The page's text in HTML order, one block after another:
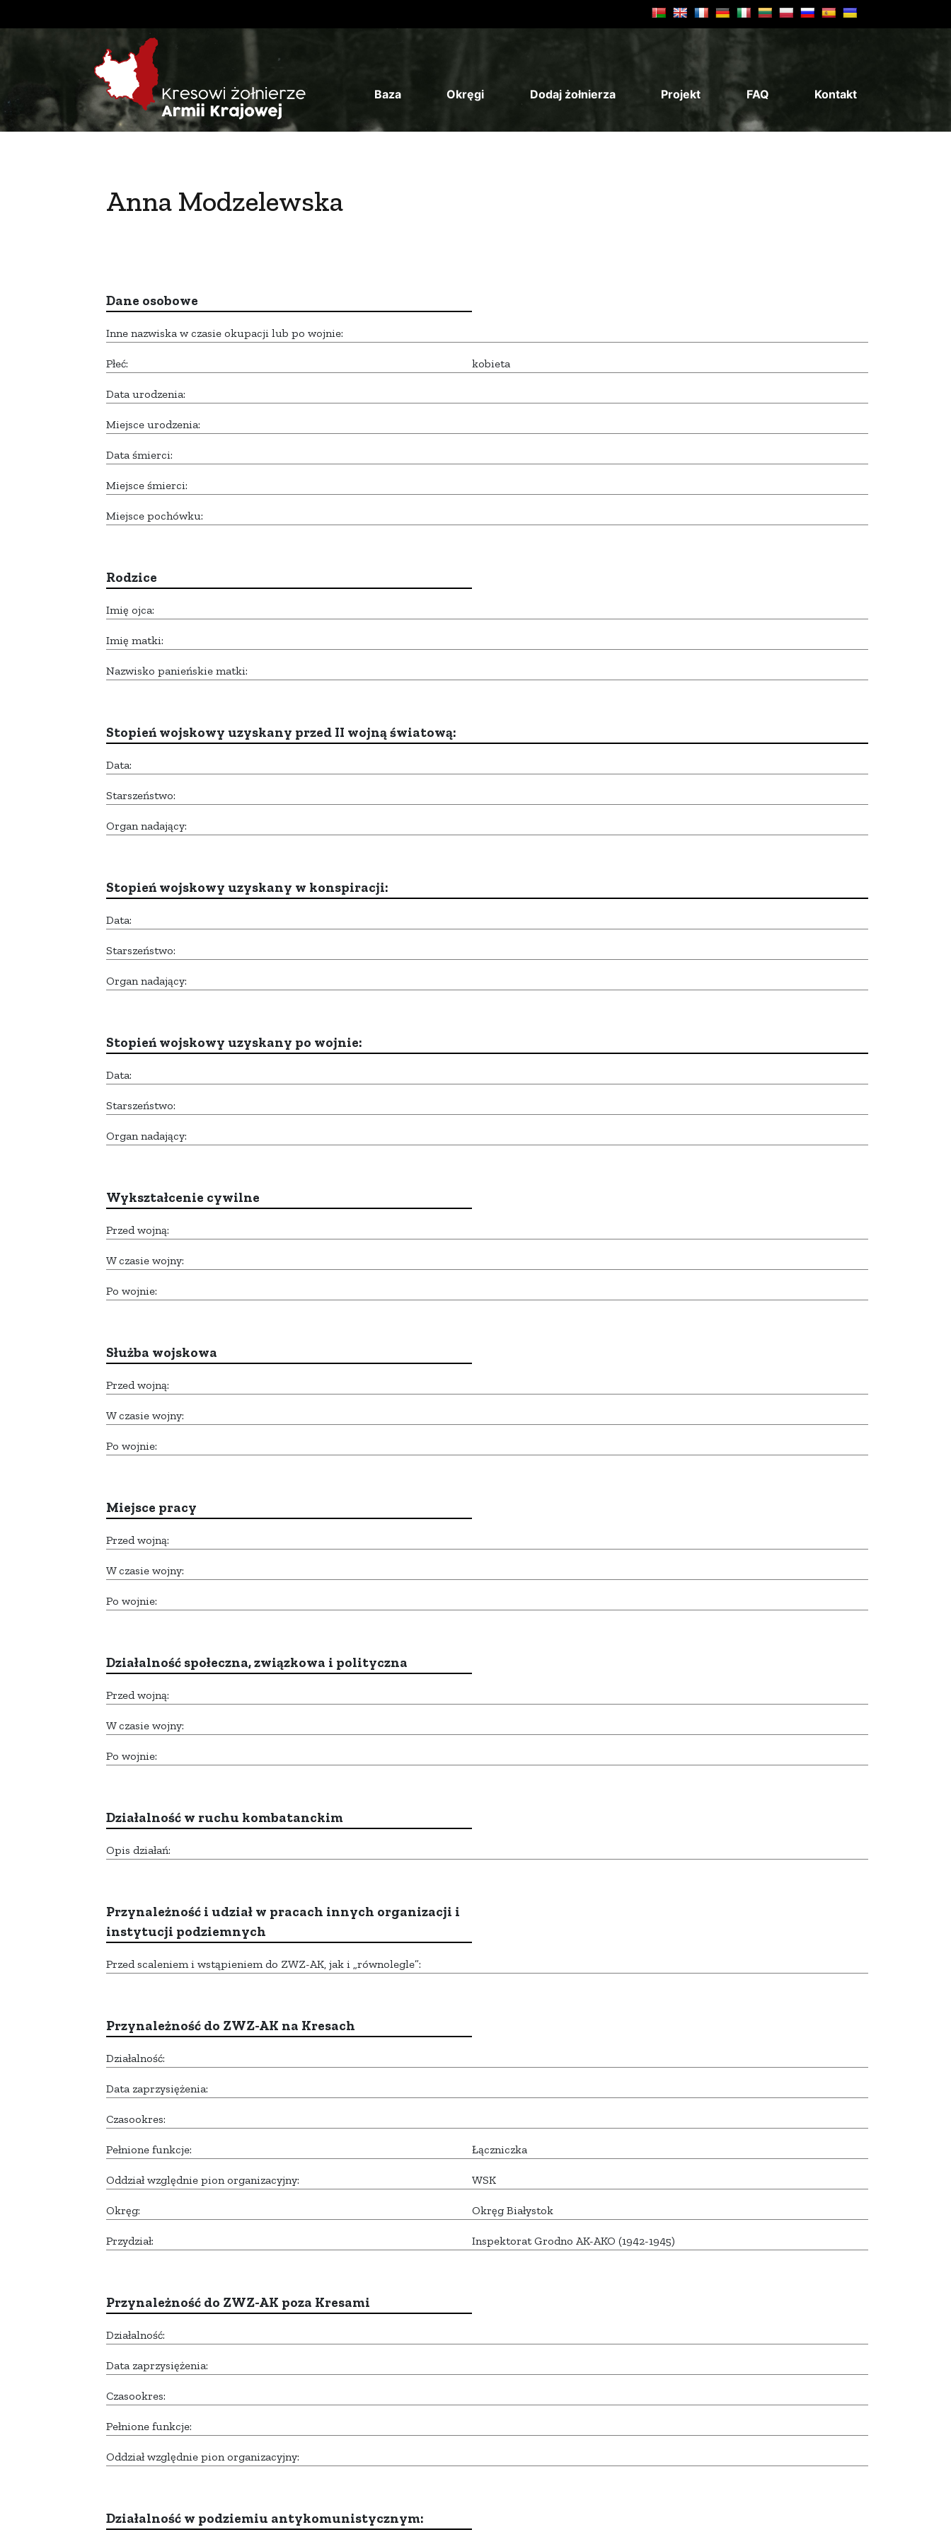
Baza Okręgi Dodaj żołnierza Projekt FAQ Kontakt
Anna Modzelewska
Dane osobowe
Inne nazwiska w czasie okupacji lub po wojnie:
Płeć: kobieta
Data urodzenia:
Miejsce urodzenia:
Data śmierci:
Miejsce śmierci:
Miejsce pochówku:
Rodzice
Imię ojca:
Imię matki:
Nazwisko panieńskie matki:
Stopień wojskowy uzyskany przed II wojną światową:
Data:
Starszeństwo:
Organ nadający:
Stopień wojskowy uzyskany w konspiracji:
Data:
Starszeństwo:
Organ nadający:
Stopień wojskowy uzyskany po wojnie:
Data:
Starszeństwo:
Organ nadający:
Wykształcenie cywilne
Przed wojną:
W czasie wojny:
Po wojnie:
Służba wojskowa
Przed wojną:
W czasie wojny:
Po wojnie:
Miejsce pracy
Przed wojną:
W czasie wojny:
Po wojnie:
Działalność społeczna, związkowa i polityczna
Przed wojną:
W czasie wojny:
Po wojnie:
Działalność w ruchu kombatanckim
Opis działań:
Przynależność i udział w pracach innych organizacji i
instytucji podziemnych
Przed scaleniem i wstąpieniem do ZWZ-AK, jak i „równolegle”:
Przynależność do ZWZ-AK na Kresach
Działalność:
Data zaprzysiężenia:
Czasookres:
Pełnione funkcje: Łączniczka
Oddział względnie pion organizacyjny: WSK
Okręg: Okręg Białystok
Przydział: Inspektorat Grodno AK-AKO (1942-1945)
Przynależność do ZWZ-AK poza Kresami
Działalność:
Data zaprzysiężenia:
Czasookres:
Pełnione funkcje:
Oddział względnie pion organizacyjny:
Działalność w podziemiu antykomunistycznym: